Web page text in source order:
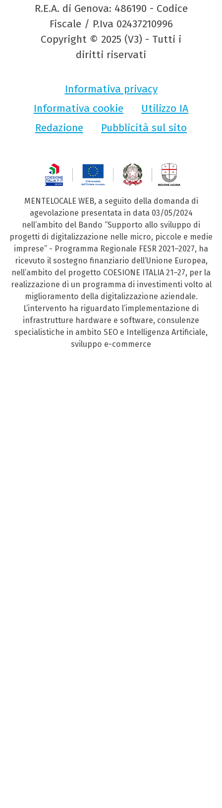
R.E.A. di Genova: 486190 - Codice
Fiscale / P.Iva 02437210996
Copyright © 2025 (V3) - Tutti i
diritti riservati
Informativa privacy
Informativa cookie
Utilizzo IA
Redazione
Pubblicità sul sito
MENTELOCALE WEB, a seguito della domanda di
agevolazione presentata in data 03/05/2024
nell’ambito del Bando “Supporto allo sviluppo di
progetti di digitalizzazione nelle micro, piccole e medie
imprese” - Programma Regionale FESR 2021–2027, ha
ricevuto il sostegno finanziario dell’Unione Europea,
nell’ambito del progetto COESIONE ITALIA 21–27, per la
realizzazione di un programma di investimenti volto al
miglioramento della digitalizzazione aziendale.
L’intervento ha riguardato l’implementazione di
infrastrutture hardware e software, consulenze
specialistiche in ambito SEO e Intelligenza Artificiale,
sviluppo e-commerce